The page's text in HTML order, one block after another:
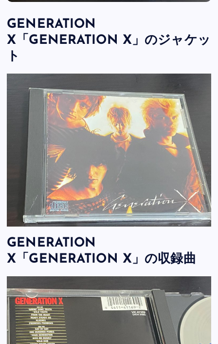
GENERATION
X「GENERATION X」のジャケッ
ト
GENERATION
X「GENERATION X」の収録曲